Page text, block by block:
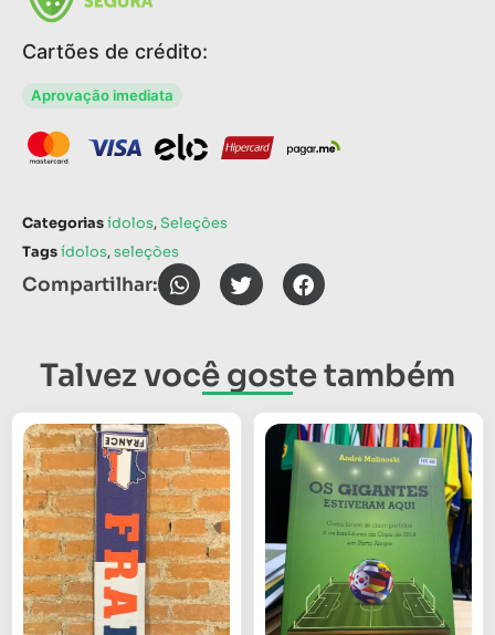
Cartões de crédito:
Aprovação imediata
Categoriasídolos,Seleções
Tagsídolos,seleções
Compartilhar:
Talvez você goste também